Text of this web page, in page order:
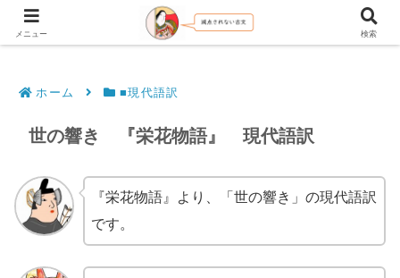
文法解説・逐語訳（現代語訳・口語訳）
ホーム ■現代語訳
世の響き 『栄花物語』 現代語訳
『栄花物語』より、「世の響き」の現代語訳
です。
メニュー 検索